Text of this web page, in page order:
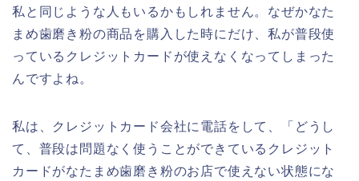
私と同じような人もいるかもしれません。なぜかなた
まめ歯磨き粉の商品を購入した時にだけ、私が普段使
っているクレジットカードが使えなくなってしまった
んですよね。
私は、クレジットカード会社に電話をして、「どうし
て、普段は問題なく使うことができているクレジット
カードがなたまめ歯磨き粉のお店で使えない状態にな